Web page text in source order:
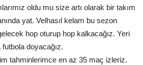
oldu mu size artı olarak bir takım
yat. Velhasıl kelam bu sezon
hop oturup hop kalkacağız. Yeri
doyacağız.
tahminlerimce en az 35 maç izleriz.